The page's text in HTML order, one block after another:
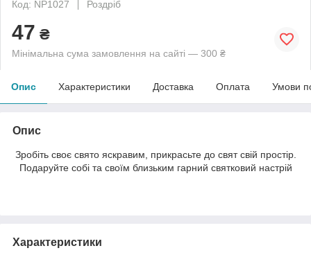
Код: NP1027
Роздріб
47 ₴
Мінімальна сума замовлення на сайті — 300 ₴
Опис Характеристики Доставка Оплата Умови
Опис
Зробіть своє свято яскравим, прикрасьте до свят свій простір.
Подаруйте собі та своїм близьким гарний святковий настрій
Характеристики